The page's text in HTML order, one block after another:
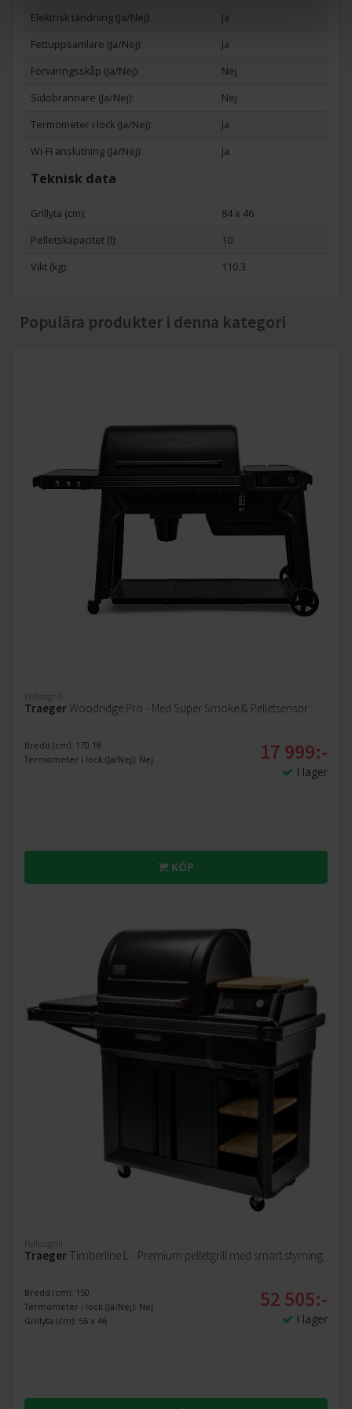
Elektrisk tändning (Ja/Nej):
Ja
Fettuppsamlare (Ja/Nej):
Ja
Förvaringsskåp (Ja/Nej):
Nej
Sidobrännare (Ja/Nej):
Nej
Termometer i lock (Ja/Nej):
Ja
Wi-Fi anslutning (Ja/Nej):
Ja
Teknisk data
Grillyta (cm):
84 x 46
Pelletskapacitet (l):
10
Vikt (kg):
110.3
Populära produkter i denna kategori
Pelletsgrill
TraegerWoodridge Pro - Med Super Smoke & Pelletsensor
Bredd (cm): 170.18
Termometer i lock (Ja/Nej): Nej
17 999:-
I lager
KÖP
Pelletsgrill
Traeger Timberline L - Premium pelletgrill med smart styrning
Bredd (cm): 150
Termometer i lock (Ja/Nej): Nej
Grillyta (cm): 56 x 46
52 505:-
I lager